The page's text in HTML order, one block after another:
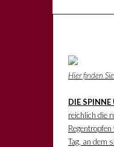
Hier finden
DIE
reichlich die
Tag, an dem